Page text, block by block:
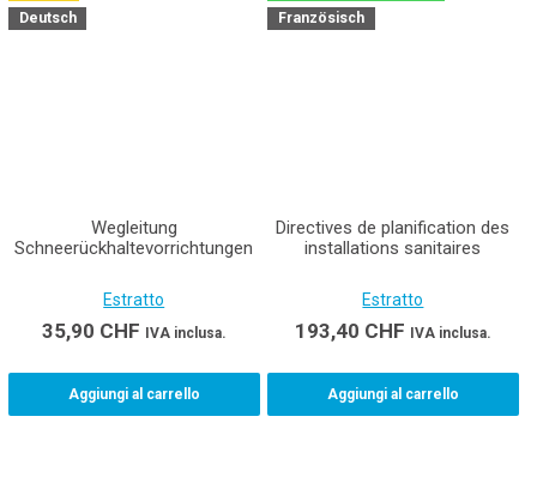
Deutsch
Wegleitung
Schneerückhaltevorrichtungen
Estratto
35,90 CHF IVA inclusa.
Aggiungi al carrello
Französisch
Directives de planification des
installations sanitaires
Estratto
193,40 CHF IVA inclusa.
Aggiungi al carrello